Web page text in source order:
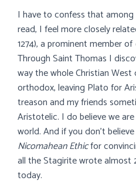
I have to confess that
read, I feel more closely
1274), a prominent member of
Through Saint Thomas I
way the whole Christian
orthodox, leaving Plato for
treason and my friends
Aristotelic. I do believe we
world. And if you don’t
Nicomahean Ethicfor
all the Stagirite wrote almost
today.